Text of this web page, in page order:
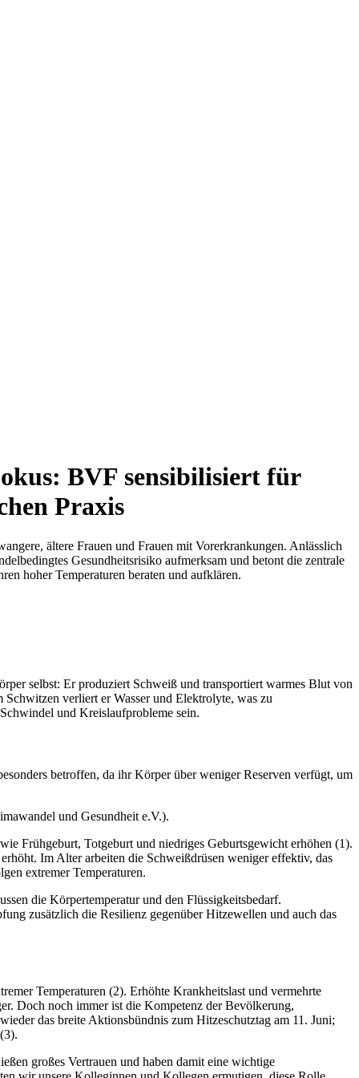
BVF sensibilisiert für
Praxis
ältere Frauen und Frauen mit Vorerkrankungen. Anlässlich
Gesundheitsrisiko aufmerksam und betont die zentrale
hoher Temperaturen beraten und aufklären.
selbst: Er produziert Schweiß und transportiert warmes Blut von
verliert er Wasser und Elektrolyte, was zu
und Kreislaufprobleme sein.
betroffen, da ihr Körper über weniger Reserven verfügt, um
und Gesundheit e.V.).
Frühgeburt, Totgeburt und niedriges Geburtsgewicht erhöhen (1).
Im Alter arbeiten die Schweißdrüsen weniger effektiv, das
extremer Temperaturen.
die Körpertemperatur und den Flüssigkeitsbedarf.
zusätzlich die Resilienz gegenüber Hitzewellen und auch das
Temperaturen (2). Erhöhte Krankheitslast und vermehrte
Doch noch immer ist die Kompetenz der Bevölkerung,
das breite Aktionsbündnis zum Hitzeschutztag am 11. Juni;
großes Vertrauen und haben damit eine wichtige